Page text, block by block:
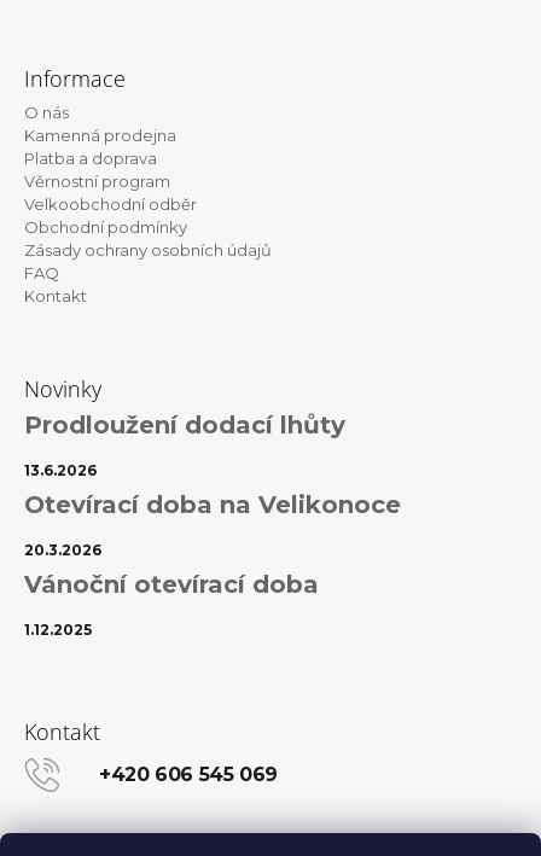
Informace
O nás
Kamenná prodejna
Platba a doprava
Věrnostní program
Velkoobchodní odběr
Obchodní podmínky
Zásady ochrany osobních údajů
FAQ
Kontakt
Novinky
Prodloužení dodací lhůty
13.6.2026
Otevírací doba na Velikonoce
20.3.2026
Vánoční otevírací doba
1.12.2025
Kontakt
+420 606 545 069